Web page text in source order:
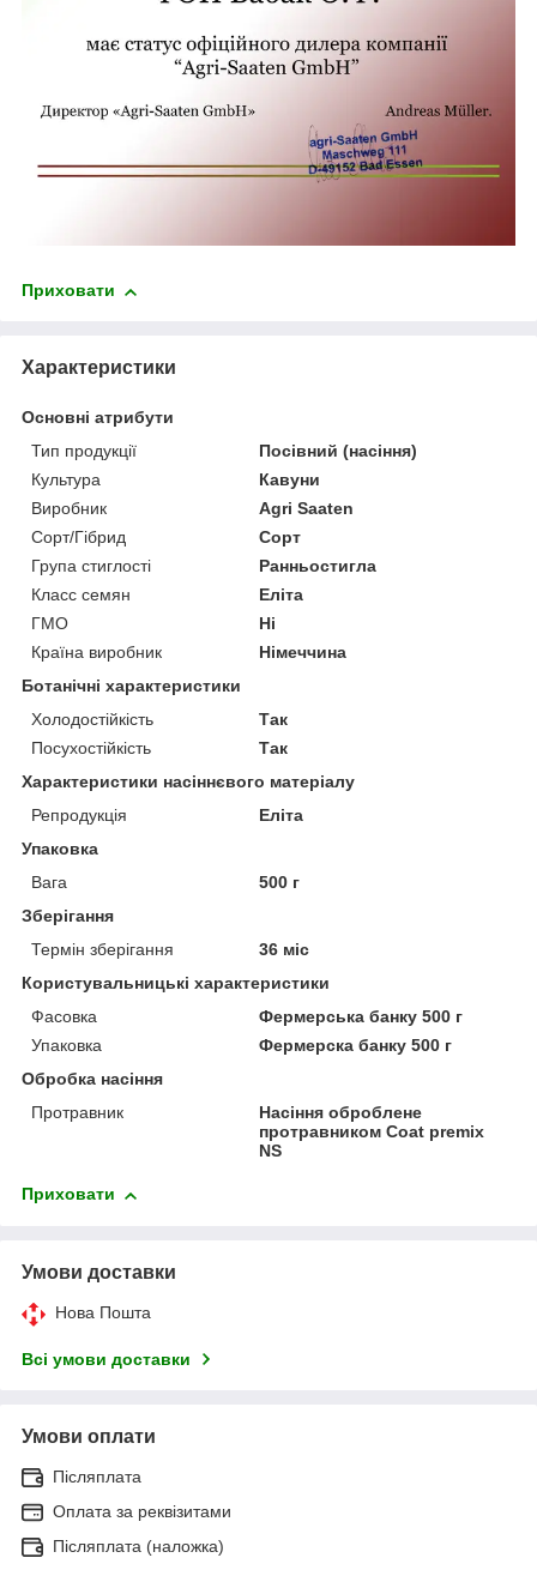
Приховати
Характеристики
Основні атрибути
Тип продукції
Посівний (насіння)
Культура
Кавуни
Виробник
Agri Saaten
Сорт/Гібрид
Сорт
Група стиглості
Ранньостигла
Класс семян
Еліта
ГМО
Ні
Країна виробник
Німеччина
Ботанічні характеристики
Холодостійкість
Так
Посухостійкість
Так
Характеристики насіннєвого матеріалу
Репродукція
Еліта
Упаковка
Вага
500 г
Зберігання
Термін зберігання
36 міс
Користувальницькі характеристики
Фасовка
Фермерська банку 500 г
Упаковка
Фермерска банку 500 г
Обробка насіння
Протравник
Насіння оброблене
протравником Соat premix
NS
Приховати
Умови доставки
Нова Пошта
Всі умови доставки
Умови оплати
Післяплата
Оплата за реквізитами
Післяплата (наложка)